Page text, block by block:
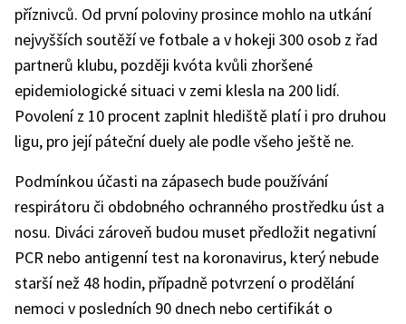
příznivců. Od první poloviny prosince mohlo na utkání
nejvyšších soutěží ve fotbale a v hokeji 300 osob z řad
partnerů klubu, později kvóta kvůli zhoršené
epidemiologické situaci v zemi klesla na 200 lidí.
Povolení z 10 procent zaplnit hlediště platí i pro druhou
ligu, pro její páteční duely ale podle všeho ještě ne.
Podmínkou účasti na zápasech bude používání
respirátoru či obdobného ochranného prostředku úst a
nosu. Diváci zároveň budou muset předložit negativní
PCR nebo antigenní test na koronavirus, který nebude
starší než 48 hodin, případně potvrzení o prodělání
nemoci v posledních 90 dnech nebo certifikát o